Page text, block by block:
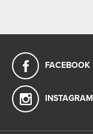
FACEBOOK
INSTAGRAM